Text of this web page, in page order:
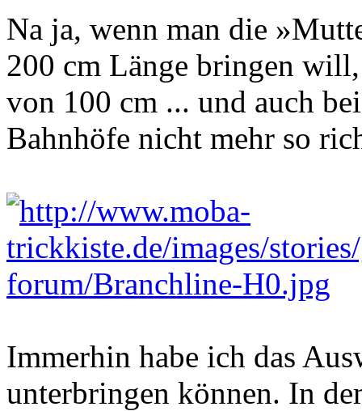
Na ja, wenn man die
200 cm Länge bringen
von 100 cm ... und auch
Bahnhöfe nicht mehr so
Immerhin habe ich das
unterbringen können. In